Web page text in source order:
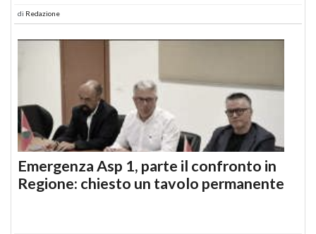
di Redazione
Emergenza Asp 1, parte il confronto in
Regione: chiesto un tavolo permanente